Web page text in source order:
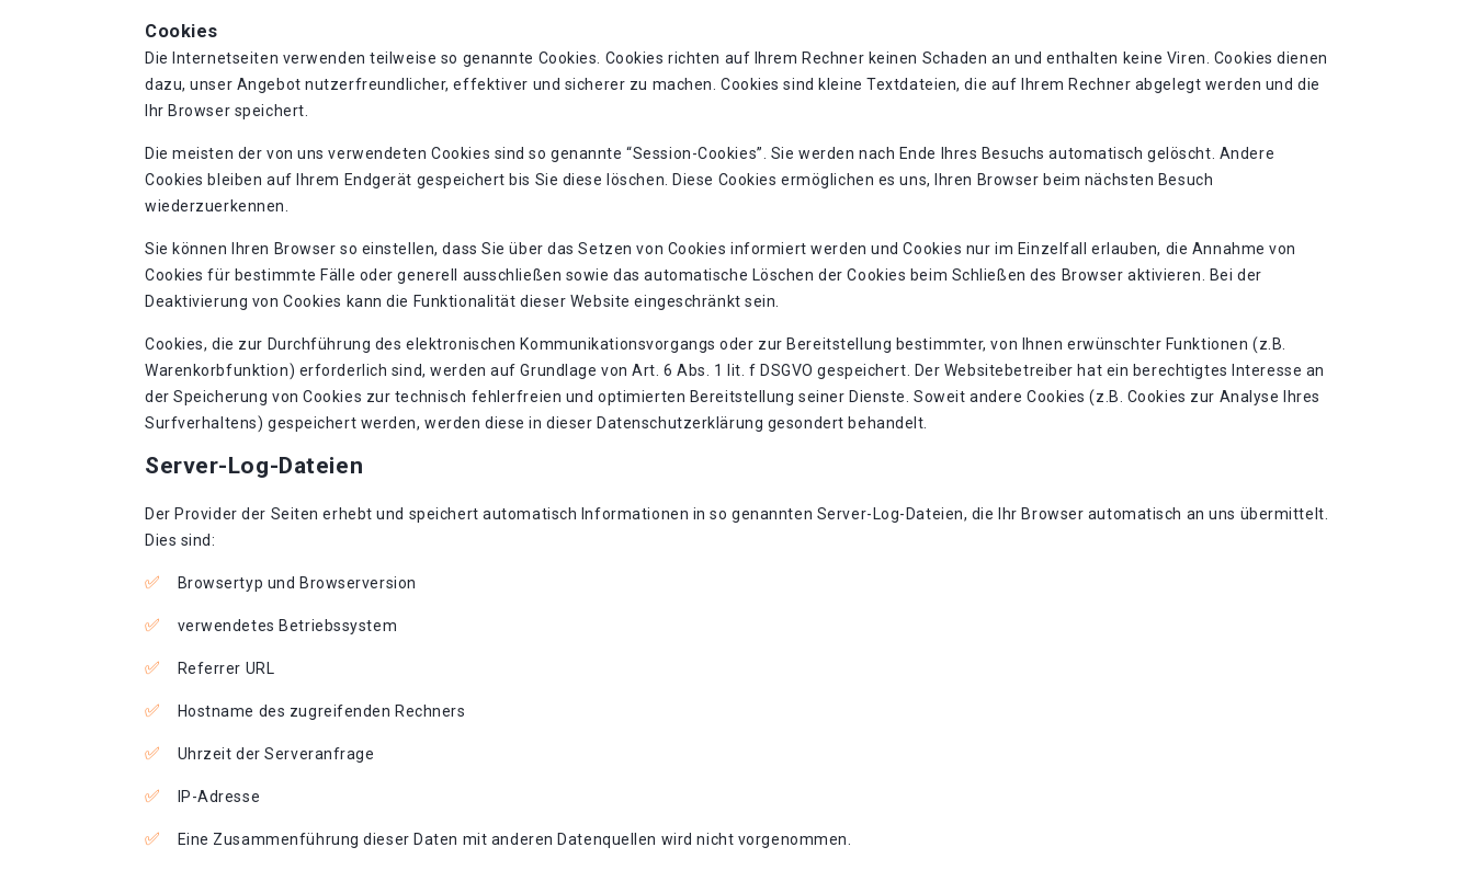
Cookies
Die Internetseiten verwenden teilweise so genannte Cookies. Cookies richten auf Ihrem Rechner keinen Schaden an und enthalten keine Viren. Cookies dienen
dazu, unser Angebot nutzerfreundlicher, effektiver und sicherer zu machen. Cookies sind kleine Textdateien, die auf Ihrem Rechner abgelegt werden und die
Ihr Browser speichert.
Die meisten der von uns verwendeten Cookies sind so genannte “Session-Cookies”. Sie werden nach Ende Ihres Besuchs automatisch gelöscht. Andere
Cookies bleiben auf Ihrem Endgerät gespeichert bis Sie diese löschen. Diese Cookies ermöglichen es uns, Ihren Browser beim nächsten Besuch
wiederzuerkennen.
Sie können Ihren Browser so einstellen, dass Sie über das Setzen von Cookies informiert werden und Cookies nur im Einzelfall erlauben, die Annahme von
Cookies für bestimmte Fälle oder generell ausschließen sowie das automatische Löschen der Cookies beim Schließen des Browser aktivieren. Bei der
Deaktivierung von Cookies kann die Funktionalität dieser Website eingeschränkt sein.
Cookies, die zur Durchführung des elektronischen Kommunikationsvorgangs oder zur Bereitstellung bestimmter, von Ihnen erwünschter Funktionen (z.B.
Warenkorbfunktion) erforderlich sind, werden auf Grundlage von Art. 6 Abs. 1 lit. f DSGVO gespeichert. Der Websitebetreiber hat ein berechtigtes Interesse an
der Speicherung von Cookies zur technisch fehlerfreien und optimierten Bereitstellung seiner Dienste. Soweit andere Cookies (z.B. Cookies zur Analyse Ihres
Surfverhaltens) gespeichert werden, werden diese in dieser Datenschutzerklärung gesondert behandelt.
Server-Log-Dateien
Der Provider der Seiten erhebt und speichert automatisch Informationen in so genannten Server-Log-Dateien, die Ihr Browser automatisch an uns übermittelt.
Dies sind:
Browsertyp und Browserversion
verwendetes Betriebssystem
Referrer URL
Hostname des zugreifenden Rechners
Uhrzeit der Serveranfrage
IP-Adresse
Eine Zusammenführung dieser Daten mit anderen Datenquellen wird nicht vorgenommen.